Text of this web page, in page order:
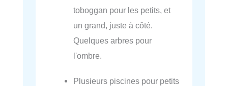
toboggan pour les petits, et
un grand, juste à côté.
Quelques arbres pour
l'ombre.
Plusieurs piscines pour petits